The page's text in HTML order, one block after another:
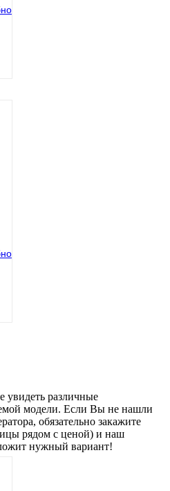
увидеть различные
модели. Если Вы не нашли
обязательно закажите
рядом с ценой) и наш
нужный вариант!